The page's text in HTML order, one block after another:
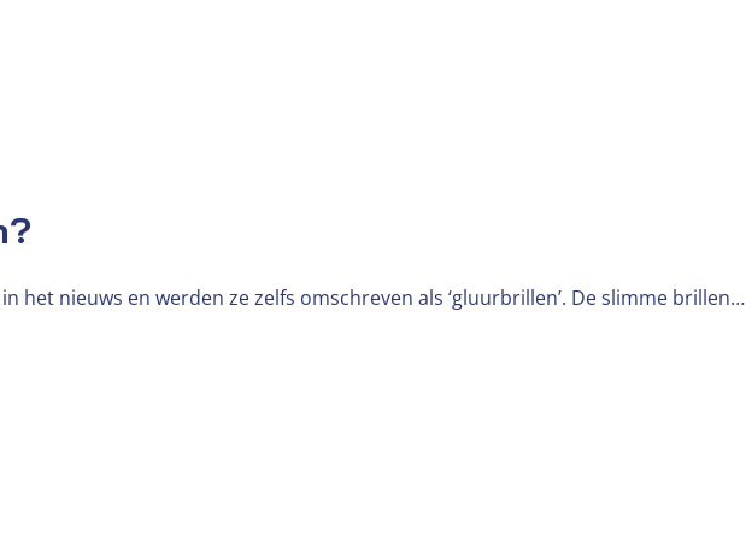
het nieuws en werden ze zelfs omschreven als ‘gluurbrillen’. De slimme brillen…